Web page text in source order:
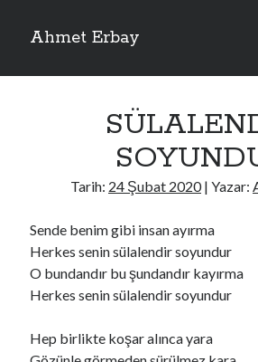
Ahmet Erbay
Yan
ELİF BENİ BIRAKMA
YALAN DEMEM HARAM YEMEM
Son Yorumlar
BAĞIŞLA ADINIiçindario72
BAĞIŞLA ADINI içinfoodie22
Tarih: 24 Şubat 2020| Yazar:
Sende benim gibi insan ayırma
Herkes senin sülalendir soyundur
O bundandır bu şundandır kayırma
Herkes senin sülalendir soyundur
Hep birlikte koşar alınca yara